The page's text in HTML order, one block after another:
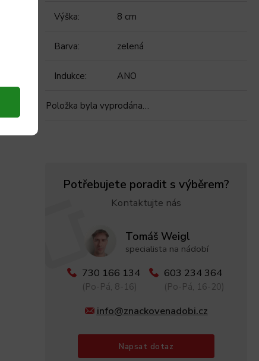
Výška: 8 cm
Barva: zelená
Indukce: ANO
Položka byla vyprodána…
Potřebujete poradit s výběrem?
Kontaktujte nás
Tomáš Weigl
specialista na nádobí
730 166 134
(Po-Pá, 8-16)
603 234 364
(Po-Pá, 16-20)
info@znackovenadobi.cz
Napsat dotaz